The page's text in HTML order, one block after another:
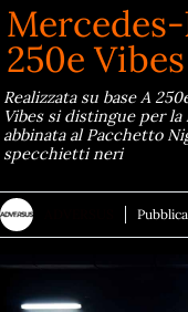
Mercedes-
250e Vibes
Realizzata su base A
Vibes si distingue per la
abbinata al Pacchetto
specchietti neri